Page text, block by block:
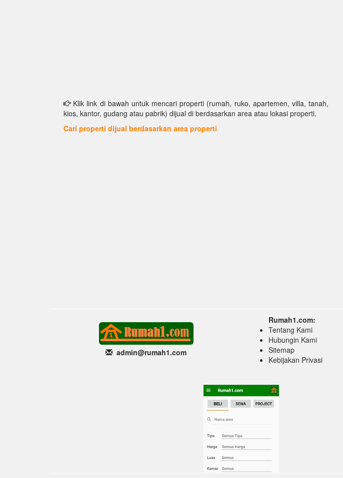
Klik link di bawah untuk mencari properti (rumah, ruko, apartemen, villa, tanah,
kios, kantor, gudang atau pabrik) dijual di berdasarkan area atau lokasi properti.
Cari properti dijual berdasarkan area properti
admin@rumah1.com
Rumah1.com:
Tentang Kami
Hubungin Kami
Sitemap
Kebijakan Privasi